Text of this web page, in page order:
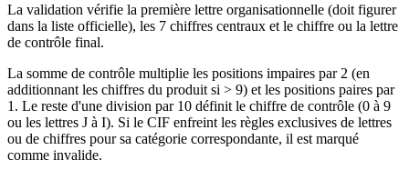
La validation vérifie la première lettre organisationnelle (doit figurer
dans la liste officielle), les 7 chiffres centraux et le chiffre ou la lettre
de contrôle final.
La somme de contrôle multiplie les positions impaires par 2 (en
additionnant les chiffres du produit si > 9) et les positions paires par
1. Le reste d'une division par 10 définit le chiffre de contrôle (0 à 9
ou les lettres J à I). Si le CIF enfreint les règles exclusives de lettres
ou de chiffres pour sa catégorie correspondante, il est marqué
comme invalide.